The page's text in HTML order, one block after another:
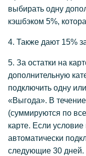
выбирать одну
кэшбэком 5%,
4. Также дают 15%
5. За остатки на
дополнительную
подключить одну
«Выгода». В
(суммируются по
карте. Если
автоматически
следующие 30 дней.